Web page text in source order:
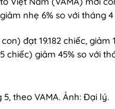
nhẹ 6% so với tháng
đạt 19.182 chiếc,
chiếc) giảm 45% so với
theo VAMA. Ảnh: Đại lý.